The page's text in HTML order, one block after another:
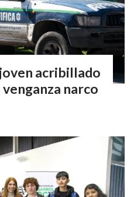
acribillado
narco